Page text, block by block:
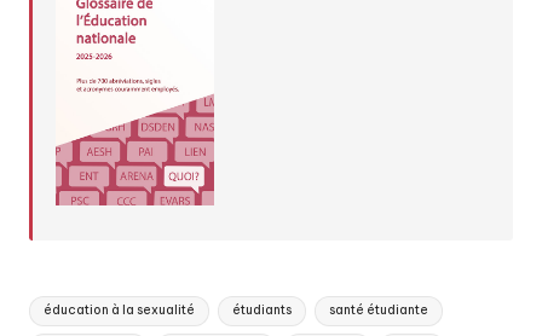
Tags:
éducation à la sexualité étudiants santé étudiante